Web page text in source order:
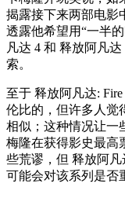
揭露接下来两部电影
透露他希望用“一半
凡达 4 和 释放阿凡
索。
至于 释放阿凡达:
伦比的，但许多人觉
相似；这种情况让一
梅隆在获得影史最高
些荒谬，但 释放阿凡
可能会对该系列是否